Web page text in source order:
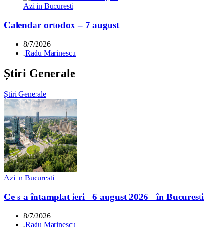
Azi in Bucuresti
Calendar ortodox – 7 august
8/7/2026
.Radu Marinescu
Știri Generale
Știri Generale
Azi in Bucuresti
Ce s-a întamplat ieri - 6 august 2026 - în Bucuresti
8/7/2026
.Radu Marinescu